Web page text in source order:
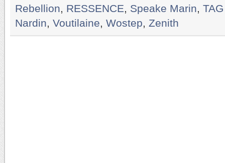
Rebellion
RESSENCE Speake Marin
Nardin Voutilaine Wostep Zenith